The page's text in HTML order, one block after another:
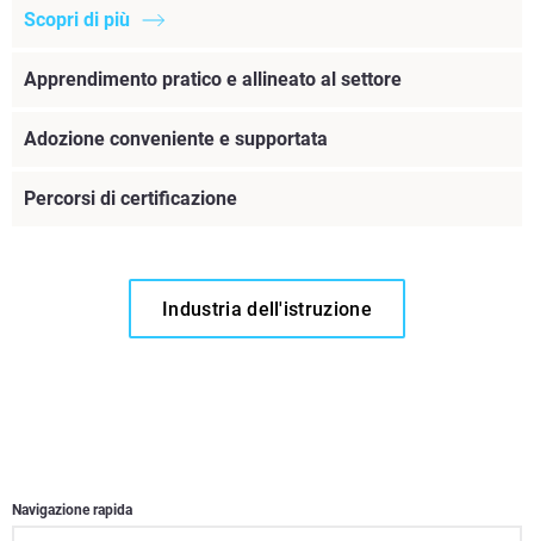
Scopri di più
Apprendimento pratico e allineato al settore
Adozione conveniente e supportata
Percorsi di certificazione
Industria dell'istruzione
Navigazione rapida